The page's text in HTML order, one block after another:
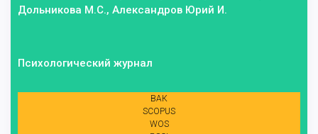
Дольникова М.С., Александров Юрий И.
Психологический журнал
ВАК
SCOPUS
WOS